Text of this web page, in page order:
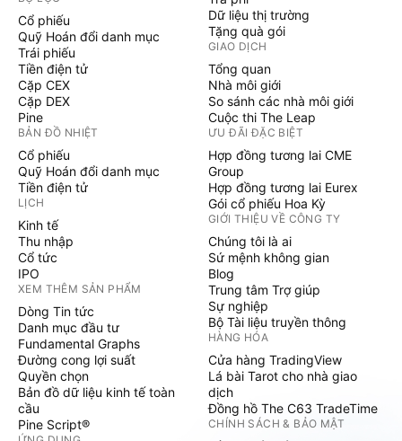
Cổ phiếu
Quỹ Hoán đổi danh mục
Trái phiếu
Tiền điện tử
Cặp CEX
Cặp DEX
Pine
BẢN ĐỒ NHIỆT
Cổ phiếu
Quỹ Hoán đổi danh mục
Tiền điện tử
LỊCH
Kinh tế
Thu nhập
Cổ tức
IPO
XEM THÊM SẢN PHẨM
Dòng Tin tức
Danh mục đầu tư
Fundamental Graphs
Đường cong lợi suất
Quyền chọn
Bản đồ dữ liệu kinh tế toàn
cầu
Pine Script®
Dữ liệu thị trường
Tặng quà gói
GIAO DỊCH
Tổng quan
Nhà môi giới
So sánh các nhà môi giới
Cuộc thi The Leap
ƯU ĐÃI ĐẶC BIỆT
Hợp đồng tương lai CME
Group
Hợp đồng tương lai Eurex
Gói cổ phiếu Hoa Kỳ
GIỚI THIỆU VỀ CÔNG TY
Chúng tôi là ai
Sứ mệnh không gian
Blog
Trung tâm Trợ giúp
Sự nghiệp
Bộ Tài liệu truyền thông
HÀNG HÓA
Cửa hàng TradingView
Lá bài Tarot cho nhà giao
dịch
Đồng hồ The C63 TradeTime
CHÍNH SÁCH & BẢO MẬT